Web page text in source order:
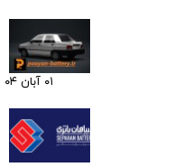
۰۱ آبان ۰۴